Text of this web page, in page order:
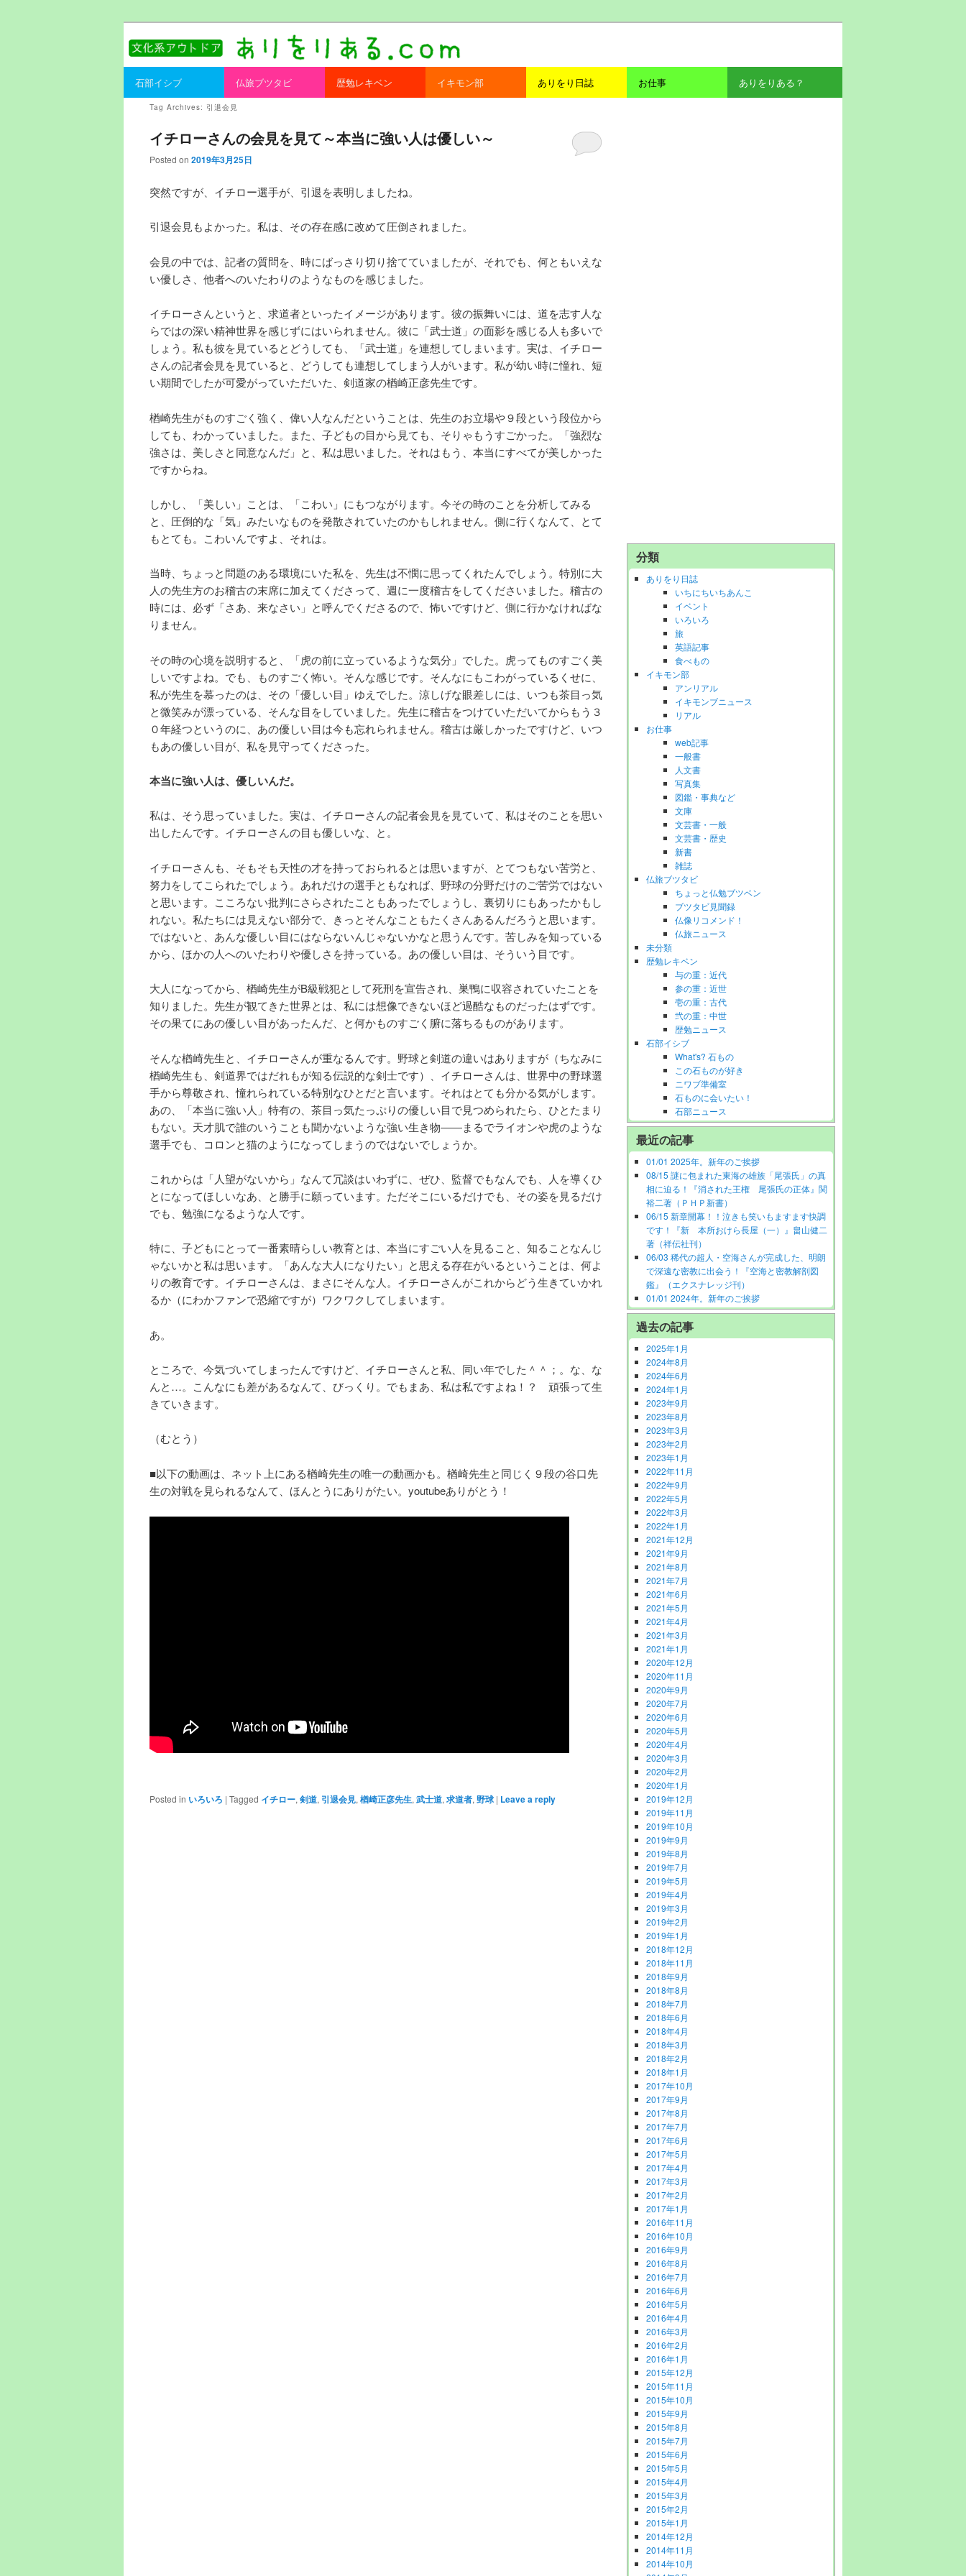
ありをりある.com
書を持ってそとへ出よう。
Main menu
Skip to primary content
Skip to secondary content
石部イシブ 仏旅ブツタビ 歴勉レキベン イキモン部 ありをり日誌 お仕事 ありをりある？
Tag Archives: 引退会見
イチローさんの会見を見て～本当に強い人は優しい～
Posted on 2019年3月25日
突然ですが、イチロー選手が、引退を表明しましたね。
引退会見もよかった。私は、その存在感に改めて圧倒されました。
会見の中では、記者の質問を、時にばっさり切り捨てていましたが、それでも、何ともいえな
い優しさ、他者へのいたわりのようなものを感じました。
イチローさんというと、求道者といったイメージがあります。彼の振舞いには、道を志す人な
らではの深い精神世界を感じずにはいられません。彼に「武士道」の面影を感じる人も多いで
しょう。私も彼を見ているとどうしても、「武士道」を連想してしまいます。実は、イチロー
さんの記者会見を見ていると、どうしても連想してしまう人がいます。私が幼い時に憧れ、短
い期間でしたが可愛がっていただいた、剣道家の楢崎正彦先生です。
楢崎先生がものすごく強く、偉い人なんだということは、先生のお立場や９段という段位から
しても、わかっていました。また、子どもの目から見ても、そりゃもうすごかった。「強烈な
強さは、美しさと同意なんだ」と、私は思いました。それはもう、本当にすべてが美しかった
ですからね。
しかし、「美しい」ことは、「こわい」にもつながります。今その時のことを分析してみる
と、圧倒的な「気」みたいなものを発散されていたのかもしれません。側に行くなんて、とて
もとても。こわいんですよ、それは。
当時、ちょっと問題のある環境にいた私を、先生は不憫に思ってくれたんでしょう。特別に大
人の先生方のお稽古の末席に加えてくださって、週に一度稽古をしてくださいました。稽古の
時には、必ず「さあ、来なさい」と呼んでくださるので、怖いですけど、側に行かなければな
りません。
その時の心境を説明すると、「虎の前に立っているような気分」でした。虎ってものすごく美
しいですよね。でも、ものすごく怖い。そんな感じです。そんなにもこわがっているくせに、
私が先生を慕ったのは、その「優しい目」ゆえでした。涼しげな眼差しには、いつも茶目っ気
と微笑みが漂っている、そんな目をしていました。先生に稽古をつけていただいてからもう３
０年経つというのに、あの優しい目は今も忘れられません。稽古は厳しかったですけど、いつ
もあの優しい目が、私を見守ってくださった。
本当に強い人は、優しいんだ。
私は、そう思っていました。実は、イチローさんの記者会見を見ていて、私はそのことを思い
出したんです。イチローさんの目も優しいな、と。
イチローさんも、そもそも天性の才を持っておられるとは思いますが、とてつもない苦労と、
努力をしてこられたでしょう。あれだけの選手ともなれば、野球の分野だけのご苦労ではない
と思います。こころない批判にさらされたこともあったでしょうし、裏切りにもあったかもし
れない。私たちには見えない部分で、きっとそんなこともたくさんあるんだろうと思います。
ではないと、あんな優しい目にはならないんじゃないかなと思うんです。苦しみを知っている
から、ほかの人へのいたわりや優しさを持っている。あの優しい目は、そういう目です。
大人になってから、楢崎先生がB級戦犯として死刑を宣告され、巣鴨に収容されていたことを
知りました。先生が観てきた世界とは、私には想像できないほど過酷なものだったはずです。
その果てにあの優しい目があったんだ、と何かものすごく腑に落ちるものがあります。
そんな楢崎先生と、イチローさんが重なるんです。野球と剣道の違いはありますが（ちなみに
楢崎先生も、剣道界ではだれもが知る伝説的な剣士です）、イチローさんは、世界中の野球選
手から尊敬され、憧れられている特別なひとだと言います。それはとても分かる気がします。
あの、「本当に強い人」特有の、茶目っ気たっぷりの優しい目で見つめられたら、ひとたまり
もない。天才肌で誰のいうことも聞かないような強い生き物――まるでライオンや虎のような
選手でも、コロンと猫のようになってしまうのではないでしょうか。
これからは「人望がないから」なんて冗談はいわずに、ぜひ、監督でもなんでも、人を導くひ
とになってほしいなあ、と勝手に願っています。ただそこにいるだけでも、その姿を見るだけ
でも、勉強になるような人です。
特に、子どもにとって一番素晴らしい教育とは、本当にすごい人を見ること、知ることなんじ
ゃないかと私は思います。「あんな大人になりたい」と思える存在がいるということは、何よ
りの教育です。イチローさんは、まさにそんな人。イチローさんがこれからどう生きていかれ
るか（にわかファンで恐縮ですが）ワクワクしてしまいます。
あ。
ところで、今気づいてしまったんですけど、イチローさんと私、同い年でした＾＾；。な、な
んと…。こんなにも差があるなんて、びっくり。でもまあ、私は私ですよね！？ 頑張って生
きていきます。
（むとう）
■以下の動画は、ネット上にある楢崎先生の唯一の動画かも。楢崎先生と同じく９段の谷口先
生の対戦を見られるなんて、ほんとうにありがたい。youtubeありがとう！
Posted in いろいろ | Tagged イチロー, 剣道, 引退会見, 楢崎正彦先生, 武士道, 求道者, 野球 | Leave a reply
分類
ありをり日誌
いちにちいちあんこ
イベント
いろいろ
旅
英語記事
食べもの
イキモン部
アンリアル
イキモンブニュース
リアル
お仕事
web記事
一般書
人文書
写真集
図鑑・事典など
文庫
文芸書・一般
文芸書・歴史
新書
雑誌
仏旅ブツタビ
ちょっと仏勉ブツベン
ブツタビ見聞録
仏像リコメンド！
仏旅ニュース
未分類
歴勉レキベン
与の重：近代
参の重：近世
壱の重：古代
弐の重：中世
歴勉ニュース
石部イシブ
What's? 石もの
この石ものが好き
ニワブ準備室
石ものに会いたい！
石部ニュース
最近の記事
01/01 2025年。新年のご挨拶
08/15 謎に包まれた東海の雄族「尾張氏」の真
相に迫る！『消された王権 尾張氏の正体』関
裕二著（ＰＨＰ新書）
06/15 新章開幕！！泣きも笑いもますます快調
です！『新 本所おけら長屋（一）』畠山健二
著（祥伝社刊）
06/03 稀代の超人・空海さんが完成した、明朗
で深遠な密教に出会う！『空海と密教解剖図
鑑』（エクスナレッジ刊）
01/01 2024年。新年のご挨拶
過去の記事
2025年1月
2024年8月
2024年6月
2024年1月
2023年9月
2023年8月
2023年3月
2023年2月
2023年1月
2022年11月
2022年9月
2022年5月
2022年3月
2022年1月
2021年12月
2021年9月
2021年8月
2021年7月
2021年6月
2021年5月
2021年4月
2021年3月
2021年1月
2020年12月
2020年11月
2020年9月
2020年7月
2020年6月
2020年5月
2020年4月
2020年3月
2020年2月
2020年1月
2019年12月
2019年11月
2019年10月
2019年9月
2019年8月
2019年7月
2019年5月
2019年4月
2019年3月
2019年2月
2019年1月
2018年12月
2018年11月
2018年9月
2018年8月
2018年7月
2018年6月
2018年4月
2018年3月
2018年2月
2018年1月
2017年10月
2017年9月
2017年8月
2017年7月
2017年6月
2017年5月
2017年4月
2017年3月
2017年2月
2017年1月
2016年11月
2016年10月
2016年9月
2016年8月
2016年7月
2016年6月
2016年5月
2016年4月
2016年3月
2016年2月
2016年1月
2015年12月
2015年11月
2015年10月
2015年9月
2015年8月
2015年7月
2015年6月
2015年5月
2015年4月
2015年3月
2015年2月
2015年1月
2014年12月
2014年11月
2014年10月